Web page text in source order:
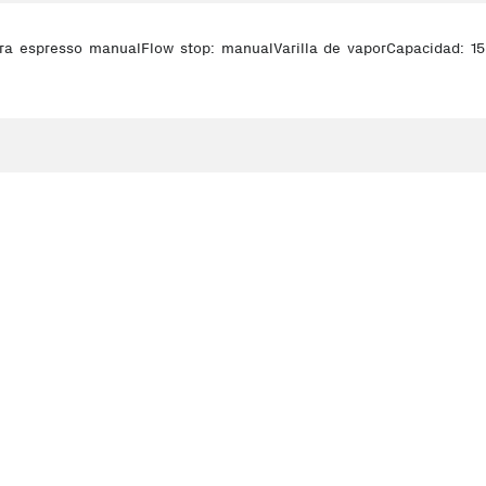
espresso manualFlow stop: manualVarilla de vaporCapacidad: